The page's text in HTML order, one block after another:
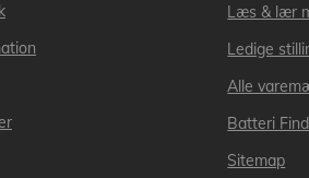
Læs & lær
Ledige
Alle
Batteri
Sitemap